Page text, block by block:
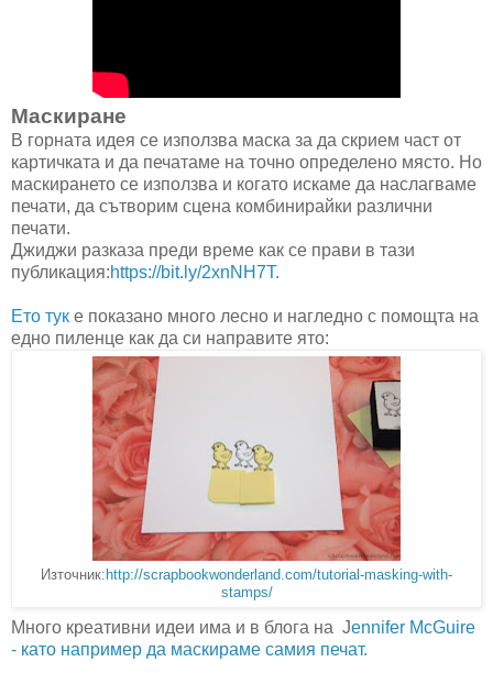
Маскиране
В горната идея се използва маска за да скрием част от
картичката и да печатаме на точно определено място. Но
маскирането се използва и когато искаме да наслагваме
печати, да сътворим сцена комбинирайки различни
печати.
Джиджи разказа преди време как се прави в тази
публикация:https://bit.ly/2xnNH7T.
Ето тук е показано много лесно и нагледно с помощта на
едно пиленце как да си направите ято:
Източник: http://scrapbookwonderland.com/tutorial-masking-with-
stamps/
Много креативни идеи има и в блога на Jennifer McGuire
- като например да маскираме самия печат.